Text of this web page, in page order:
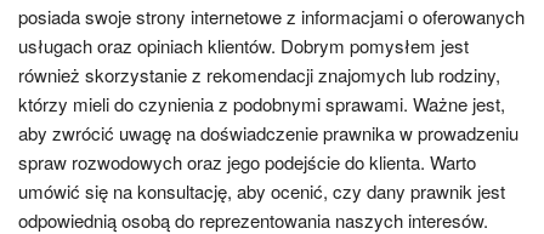
posiada swoje strony internetowe z informacjami o oferowanych
usługach oraz opiniach klientów. Dobrym pomysłem jest
również skorzystanie z rekomendacji znajomych lub rodziny,
którzy mieli do czynienia z podobnymi sprawami. Ważne jest,
aby zwrócić uwagę na doświadczenie prawnika w prowadzeniu
spraw rozwodowych oraz jego podejście do klienta. Warto
umówić się na konsultację, aby ocenić, czy dany prawnik jest
odpowiednią osobą do reprezentowania naszych interesów.